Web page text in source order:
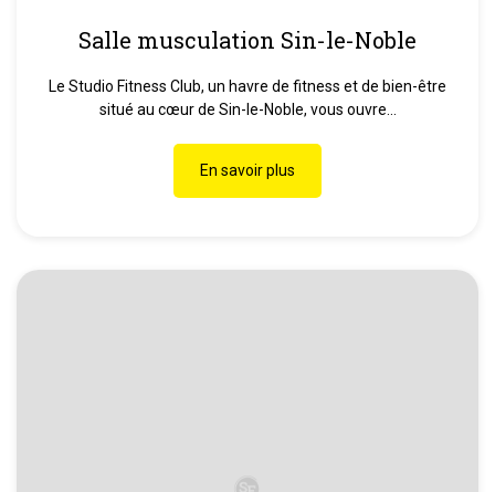
Salle musculation Sin-le-Noble
Le Studio Fitness Club, un havre de fitness et de bien-être
situé au cœur de Sin-le-Noble, vous ouvre...
En savoir plus